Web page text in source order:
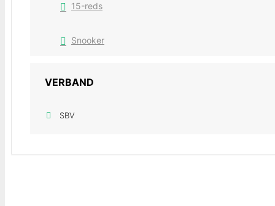
15-reds
Snooker
VERBAND
SBV